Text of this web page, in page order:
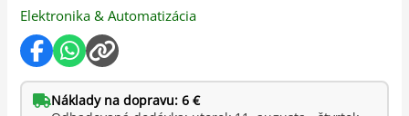
Elektronika & Automatizácia
Náklady na dopravu: 6 €